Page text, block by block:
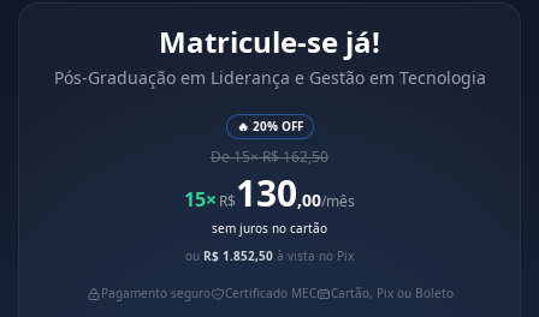
Matricule-se já!
Pós-Graduação em Liderança e Gestão em Tecnologia
🔥 20% OFF
De 15× R$ 162,50
15× R$130,00/mês
sem juros no cartão
ou R$ 1.852,50 à vista no Pix
Pagamento seguro Certificado MEC Cartão, Pix ou Boleto